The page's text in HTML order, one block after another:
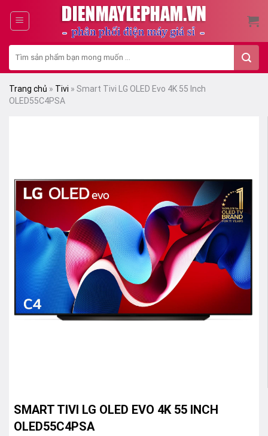
kiếm:
Trang chủ » Tivi » Smart Tivi LG OLED Evo 4K 55 Inch
OLED55C4PSA
SMART TIVI LG OLED EVO 4K 55 INCH
OLED55C4PSA